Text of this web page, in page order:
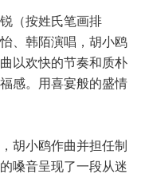
（按姓氏笔画排
、韩陌演唱，胡小鸥
以欢快的节奏和质朴
感。用喜宴般的盛情
胡小鸥作曲并担任制
嗓音呈现了一段从迷